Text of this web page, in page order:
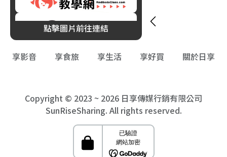
杵、月桂」早鳥95折起！
點擊圖片前往連結
享影音 享食旅 享生活 享好買 關於日享
Copyright © 2023 ~ 2026 日享傳媒行銷有限公司
SunRiseSharing. All rights reserved.